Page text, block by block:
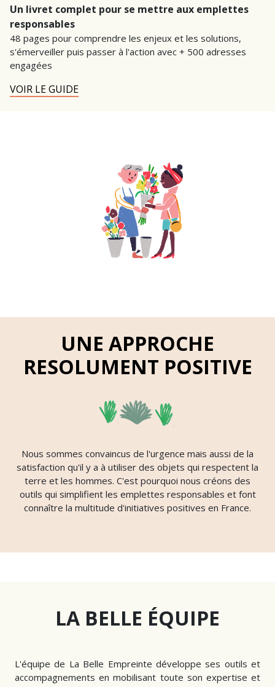
Un livret complet pour se mettre aux emplettes
responsables
48 pages pour comprendre les enjeux et les solutions,
s'émerveiller puis passer à l'action avec + 500 adresses
engagées
VOIR LE GUIDE
UNE APPROCHE
RESOLUMENT POSITIVE
Nous sommes convaincus de l'urgence mais aussi de la
satisfaction qu'il y a à utiliser des objets qui respectent la
terre et les hommes. C'est pourquoi nous créons des
outils qui simplifient les emplettes responsables et font
connaître la multitude d'initiatives positives en France.
LA BELLE ÉQUIPE
L'équipe de La Belle Empreinte développe ses outils et
accompagnements en mobilisant toute son expertise et